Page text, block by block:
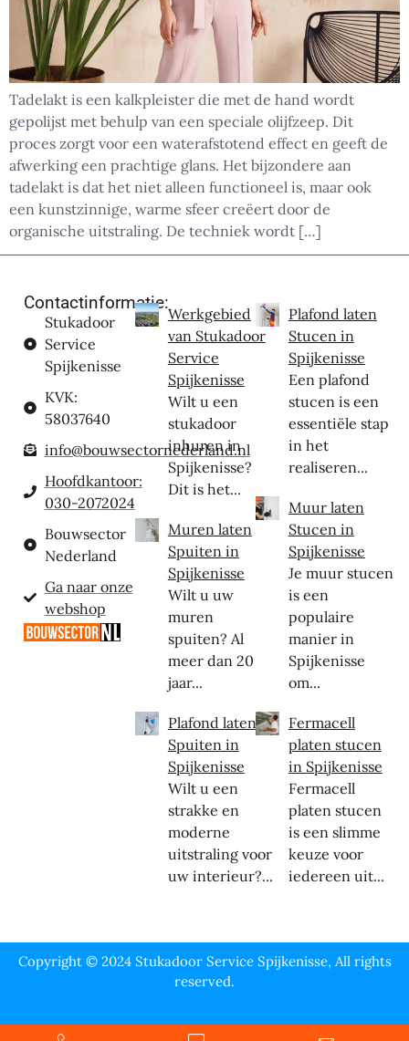
Tadelakt is een kalkpleister die met de hand wordt
gepolijst met behulp van een speciale olijfzeep. Dit
proces zorgt voor een waterafstotend effect en geeft de
afwerking een prachtige glans. Het bijzondere aan
tadelakt is dat het niet alleen functioneel is, maar ook
een kunstzinnige, warme sfeer creëert door de
organische uitstraling. De techniek wordt […]
Contactinformatie:
Stukadoor
Service
Spijkenisse
KVK:
58037640
info@bouwsectornederland.nl
Hoofdkantoor:
030-2072024
Bouwsector
Nederland
Ga naar onze
webshop
Werkgebied
van Stukadoor
Service
Spijkenisse
Wilt u een
stukadoor
inhuren in
Spijkenisse?
Dit is het...
Muren laten
Spuiten in
Spijkenisse
Wilt u uw
muren
spuiten? Al
meer dan 20
jaar...
Plafond laten
Spuiten in
Spijkenisse
Wilt u een
strakke en
moderne
uitstraling voor
uw interieur?...
Plafond laten
Stucen in
Spijkenisse
Een plafond
stucen is een
essentiële stap
in het
realiseren...
Muur laten
Stucen in
Spijkenisse
Je muur stucen
is een
populaire
manier in
Spijkenisse
om...
Fermacell
platen stucen
in Spijkenisse
Fermacell
platen stucen
is een slimme
keuze voor
iedereen uit...
Copyright © 2024 Stukadoor Service Spijkenisse, All rights
reserved.